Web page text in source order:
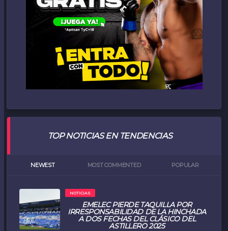
TOP NOTICIAS EN TENDENCIAS
NEWEST MOST COMMENTED POPULAR
NOTICIAS
EMELEC PIERDE TAQUILLA POR
IRRESPONSABILIDAD DE LA HINCHADA
A DOS FECHAS DEL CLÁSICO DEL
ASTILLERO 2025